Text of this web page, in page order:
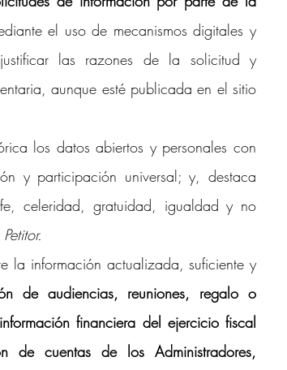
el uso de mecanismos digitales y
las razones de la solicitud y
aunque esté publicada en el sitio
los datos abiertos y personales con
y participación universal; y, destaca
celeridad, gratuidad, igualdad y no
la información actualizada, suficiente y
de audiencias, reuniones, regalo o
financiera del ejercicio fiscal
de cuentas de los Administradores,